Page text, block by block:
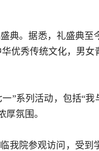
典。据悉，礼盛典至
优秀传统文化，男女
”系列活动，包括“我
氛围。
我院参观访问，受到